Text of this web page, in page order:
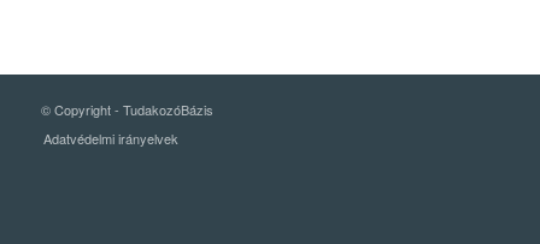
© Copyright - TudakozóBázis
Adatvédelmi irányelvek